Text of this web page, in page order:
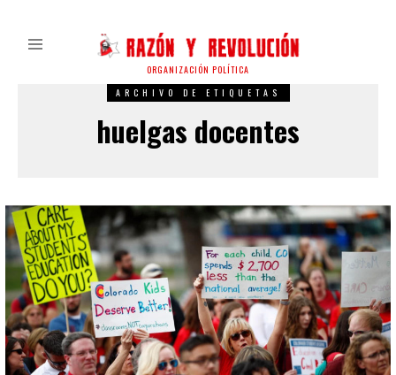
ORGANIZACIÓN POLÍTICA
ARCHIVO DE ETIQUETAS
huelgas docentes